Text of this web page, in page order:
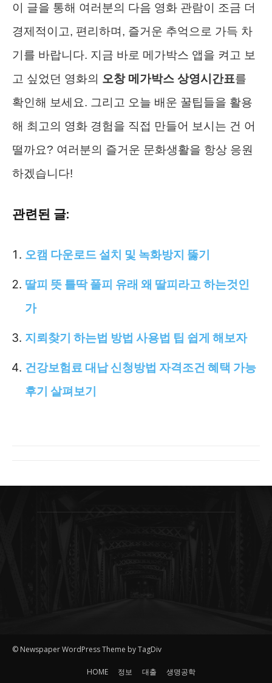
이 글을 통해 여러분의 다음 영화 관람이 조금 더
경제적이고, 편리하며, 즐거운 추억으로 가득 차
기를 바랍니다. 지금 바로 메가박스 앱을 켜고 보
고 싶었던 영화의 오창 메가박스 상영시간표를
확인해 보세요. 그리고 오늘 배운 꿀팁들을 활용
해 최고의 영화 경험을 직접 만들어 보시는 건 어
떨까요? 여러분의 즐거운 문화생활을 항상 응원
하겠습니다!
관련된 글:
오캠 다운로드 설치 및 녹화방지 뚫기
딸피 뜻 틀딱 풀피 유래 왜 딸피라고 하는것인
가
지뢰찾기 하는법 방법 사용법 팁 쉽게 해보자
건강보험료 대납 신청방법 자격조건 혜택 가능
후기 살펴보기
© Newspaper WordPress Theme by TagDiv
HOME 정보 대출 생명공학